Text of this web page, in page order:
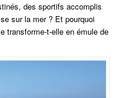
des sportifs accomplis
sur la mer ? Et pourquoi
transforme-t-elle en émule de